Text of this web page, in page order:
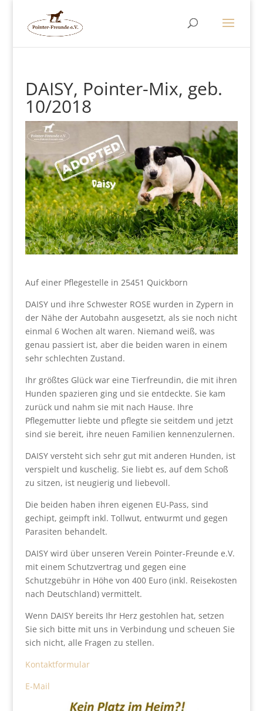
DAISY, Pointer-Mix, geb.
10/2018
Auf einer Pflegestelle in 25451 Quickborn
DAISY und ihre Schwester ROSE wurden in Zypern in
der Nähe der Autobahn ausgesetzt, als sie noch nicht
einmal 6 Wochen alt waren. Niemand weiß, was
genau passiert ist, aber die beiden waren in einem
sehr schlechten Zustand.
Ihr größtes Glück war eine Tierfreundin, die mit ihren
Hunden spazieren ging und sie entdeckte. Sie kam
zurück und nahm sie mit nach Hause. Ihre
Pflegemutter liebte und pflegte sie seitdem und jetzt
sind sie bereit, ihre neuen Familien kennenzulernen.
DAISY versteht sich sehr gut mit anderen Hunden, ist
verspielt und kuschelig. Sie liebt es, auf dem Schoß
zu sitzen, ist neugierig und liebevoll.
Die beiden haben ihren eigenen EU-Pass, sind
gechipt, geimpft inkl. Tollwut, entwurmt und gegen
Parasiten behandelt.
DAISY wird über unseren Verein Pointer-Freunde e.V.
mit einem Schutzvertrag und gegen eine
Schutzgebühr in Höhe von 400 Euro (inkl. Reisekosten
nach Deutschland) vermittelt.
Wenn DAISY bereits Ihr Herz gestohlen hat, setzen
Sie sich bitte mit uns in Verbindung und scheuen Sie
sich nicht, alle Fragen zu stellen.
Kontaktformular
E-Mail